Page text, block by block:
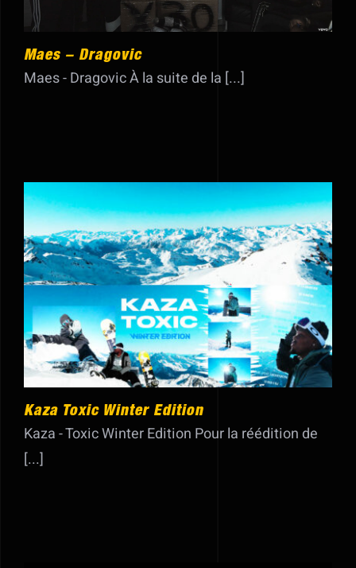
Maes – Dragovic
Maes - Dragovic À la suite de la [...]
Kaza Toxic Winter Edition
Kaza Toxic Winter Edition
Kaza - Toxic Winter Edition Pour la réédition de
[...]